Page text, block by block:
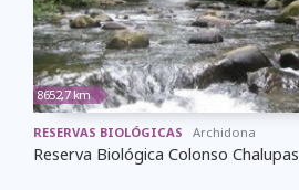
8652,7 km
RESERVAS BIOLÓGICAS Archidona
Reserva Biológica Colonso Chalupas